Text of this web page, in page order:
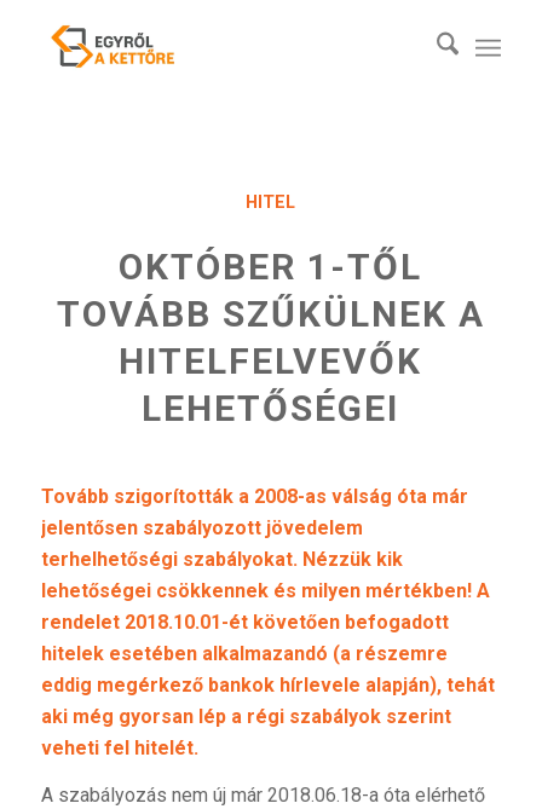
HITEL
OKTÓBER 1-TŐL
TOVÁBB SZŰKÜLNEK A
HITELFELVEVŐK
LEHETŐSÉGEI
Tovább szigorították a 2008-as válság óta már
jelentősen szabályozott jövedelem
terhelhetőségi szabályokat. Nézzük kik
lehetőségei csökkennek és milyen mértékben! A
rendelet 2018.10.01-ét követően befogadott
hitelek esetében alkalmazandó (a részemre
eddig megérkező bankok hírlevele alapján), tehát
aki még gyorsan lép a régi szabályok szerint
veheti fel hitelét.
A szabályozás nem új már 2018.06.18-a óta elérhető